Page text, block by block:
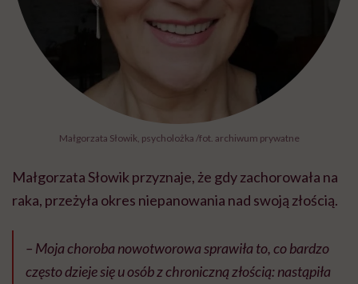
Małgorzata Słowik, psycholożka /fot. archiwum prywatne
Małgorzata Słowik przyznaje, że gdy zachorowała na
raka, przeżyła okres niepanowania nad swoją złością.
– Moja choroba nowotworowa sprawiła to, co bardzo
często dzieje się u osób z chroniczną złością: nastąpiła